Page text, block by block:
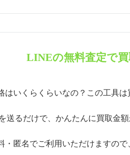
LINEの無料査定で
はいくらくらいなの？この工具は
送るだけで、かんたんに買取金額
・匿名でご利用いただけますの